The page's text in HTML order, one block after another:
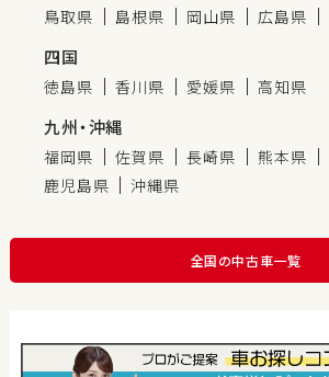
鳥取県 島根県 岡山県 広島県
四国
徳島県 香川県 愛媛県 高知県
九州・沖縄
福岡県 佐賀県 長崎県 熊本県
鹿児島県
沖縄県
全国の中古車一覧